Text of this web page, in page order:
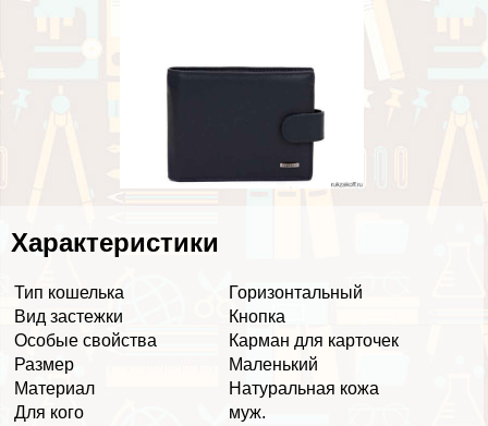
Хаpaктеристики
Тип кошелька
Горизонтальный
Вид застежки
Кнопка
Особые свойства
Карман для карточек
Размер
Маленький
Материал
Натуральная кожа
Для кого
муж.